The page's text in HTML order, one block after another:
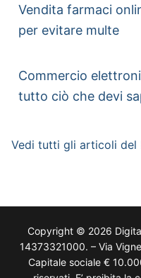
Vendita farmaci
per evitare multe
Commercio
tutto ciò che devi
Vedi tutti gli articoli del
Copyright © 2026
14373321000. – Via
Capitale sociale €